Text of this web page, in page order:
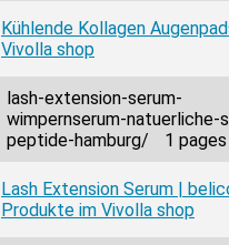
Kühlende Kollagen
Vivolla shop
lash-extension-serum-
wimpernserum-
peptide-hamburg/
1 pages
Lash Extension Serum |
Produkte im Vivolla shop